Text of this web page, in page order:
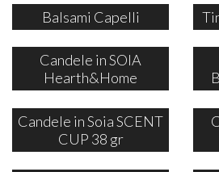
Balsami Capelli
Candele in SOIA
Hearth&Home
Candele in Soia SCENT
CUP 38 gr